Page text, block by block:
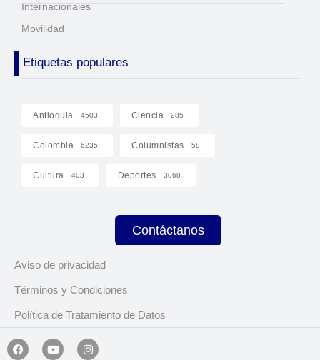
Internacionales
Movilidad
Etiquetas populares
Antioquia 4503 Ciencia 285
Colombia 6235 Columnistas 58
Cultura 403 Deportes 3068
Contáctanos
Aviso de privacidad
Términos y Condiciones
Política de Tratamiento de Datos